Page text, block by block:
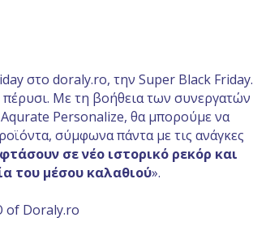
στο doraly.ro, την Super Black Friday.
Με τη βοήθεια των συνεργατών
Aqurate Personalize, θα μπορούμε να
σύμφωνα πάντα με τις ανάγκες
σε νέο ιστορικό ρεκόρ και
του μέσου καλαθιού».
of Doraly.ro